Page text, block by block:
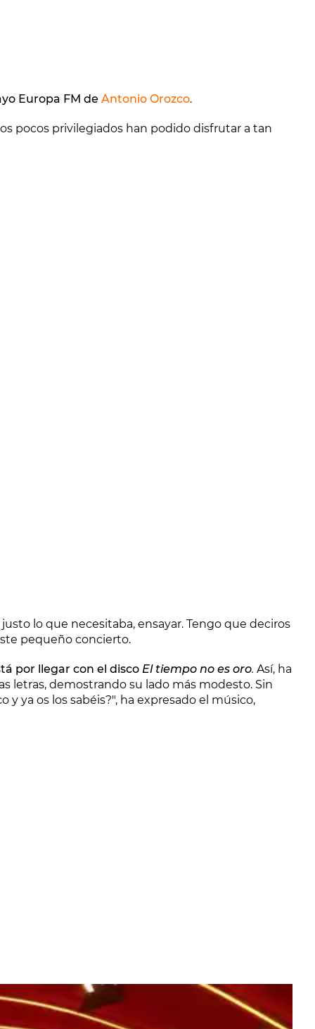
Europa FM de Antonio Orozco.
pocos privilegiados han podido disfrutar a tan
lo que necesitaba, ensayar. Tengo que deciros
pequeño concierto.
por llegar con el disco El tiempo no es oro. Así, ha
letras, demostrando su lado más modesto. Sin
ya os los sabéis?", ha expresado el músico,